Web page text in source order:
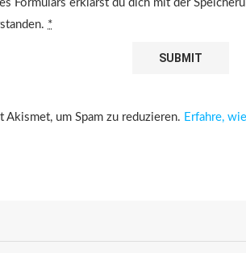
Formulars erklärst du dich mit der
*
um Spam zu reduzieren. Erfahre,